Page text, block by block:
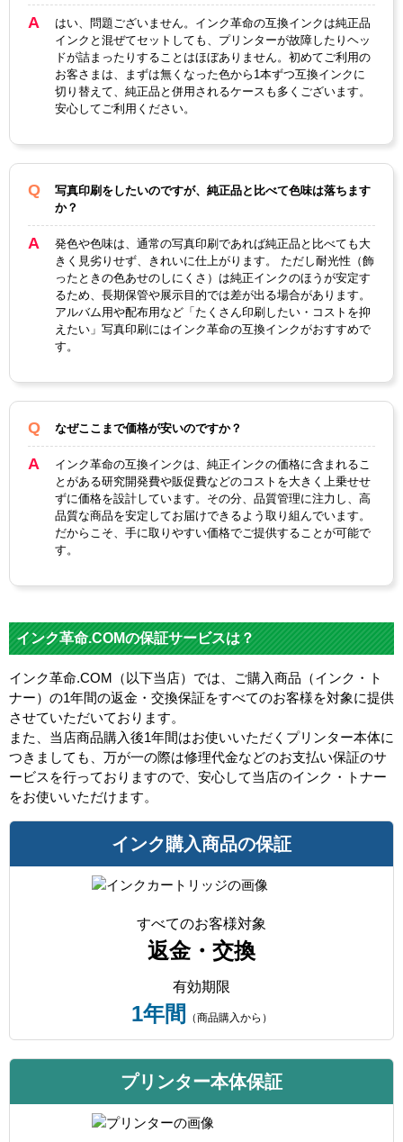
対応
純正型
番
HP177
C8772H
J（マゼ
ンタ）
C8774H
J（ライ
トシア
ン大容
量）
HP177
C8771H
J（シア
ン）
C8775H
J（ライ
トマゼ
ンタ）
マゼン
タ
ライト
シアン
顔料・
染料
ICチッ
プ
あり
製品タ
イプ
互換インク
はい、問題ございません。インク革命の互換インクは純正品
インクと混ぜてセットしても、プリンターが故障したりヘッ
ドが詰まったりすることはほぼありません。初めてご利用の
お客さまは、まずは無くなった色から1本ずつ互換インクに
切り替えて、純正品と併用されるケースも多くございます。
安心してご利用ください。
写真印刷をしたいのですが、純正品と比べて色味は落ちます
か？
発色や色味は、通常の写真印刷であれば純正品と比べても大
きく見劣りせず、きれいに仕上がります。 ただし耐光性（飾
ったときの色あせのしにくさ）は純正インクのほうが安定す
るため、長期保管や展示目的では差が出る場合があります。
アルバム用や配布用など「たくさん印刷したい・コストを抑
えたい」写真印刷にはインク革命の互換インクがおすすめで
す。
なぜここまで価格が安いのですか？
インク革命の互換インクは、純正インクの価格に含まれるこ
とがある研究開発費や販促費などのコストを大きく上乗せせ
ずに価格を設計しています。その分、品質管理に注力し、高
品質な商品を安定してお届けできるよう取り組んでいます。
だからこそ、手に取りやすい価格でご提供することが可能で
す。
インク革命.COMの保証サービスは？
インク革命.COM（以下当店）では、ご購入商品（インク・ト
ナー）の1年間の返金・交換保証をすべてのお客様を対象に提供
させていただいております。
また、当店商品購入後1年間はお使いいただくプリンター本体に
つきましても、万が一の際は修理代金などのお支払い保証のサ
ービスを行っておりますので、安心して当店のインク・トナー
をお使いいただけます。
インク購入商品の保証
すべてのお客様対象
返金・交換
有効期限
1年間 （商品購入から）
プリンター本体保証